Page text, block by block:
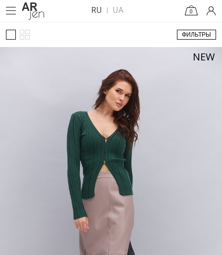
RU UA 0
ФИЛЬТРЫ
NEW